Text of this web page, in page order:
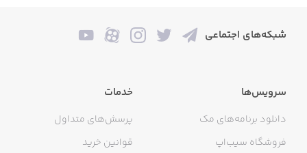
نکته: این نرم‌افزار به تنهایی کارایی ندارد و در کنار محصولات
شبکه‌های اجتماعی
سرویس‌ها
دانلود برنامه‌های مک
فروشگاه سیب‌اپ
خدمات
پرسش‌های متداول
قوانین خرید